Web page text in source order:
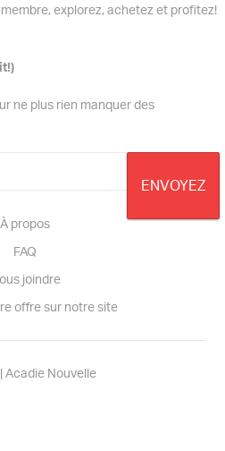
explorez, achetez et profitez!
ne plus rien manquer des
À propos
FAQ
joindre
offre sur notre site
Acadie Nouvelle